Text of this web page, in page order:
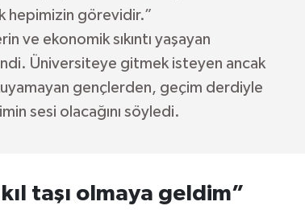
hepimizin görevidir.”
ve ekonomik sıkıntı yaşayan
Üniversiteye gitmek isteyen ancak
gençlerden, geçim derdiyle
sesi olacağını söyledi.
taşı olmaya geldim”